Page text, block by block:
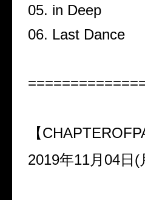
05. in Deep
06. Last Dance
【
2019年11月04日